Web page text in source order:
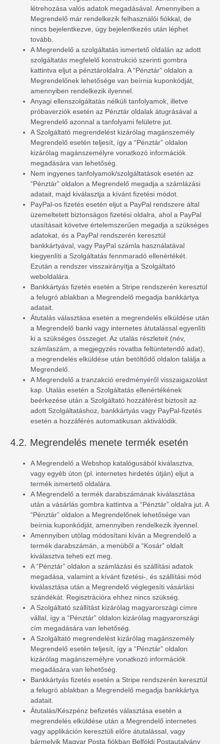
létrehozása valós adatok megadásával. Amennyiben a
Megrendelő már rendelkezik felhasználói fiókkal, de
nincs bejelentkezve, úgy bejelentkezés után léphet
tovább.
A Megrendelő a szolgáltatás ismertető oldalán az adott
szolgáltatás megfelelő konstrukció szerinti gombra
kattintva eljut a pénztároldalra. A “Pénztár” oldalon a
Megrendelőnek lehetősége van beírnia kuponkódját,
amennyiben rendelkezik ilyennel.
Anyagi ellenszolgáltatás nélküli tanfolyamok, illetve
próbaverziók esetén az Pénztár oldalak átugrásával a
Megrendelő azonnal a tanfolyami felületre jut.
A Szolgáltató megrendelést kizárólag magánszemély
Megrendelő esetén teljesít, így a “Pénztár” oldalon
kizárólag magánszemélyre vonatkozó információk
megadására van lehetőség.
Nem ingyenes tanfolyamok/szolgáltatások esetén az
“Pénztár” oldalon a Megrendelő megadja a számlázási
adatait, majd kiválasztja a kívánt fizetési módot.
PayPal-os fizetés esetén eljut a PayPal rendszere által
üzemeltetett biztonságos fizetési oldalra, ahol a PayPal
utasításait követve értelemszerűen megadja a szükséges
adatokat, és a PayPal rendszerén keresztül
bankkártyával, vagy PayPal számla használatával
kiegyenlíti a Szolgáltatás fennmaradó ellenértékét.
Ezután a rendszer visszairányítja a Szolgáltató
weboldalára.
Bankkártyás fizetés esetén a Stripe rendszerén keresztül
a felugró ablakban a Megrendelő megadja bankkártya
adatait.
Átutalás választása esetén a megrendelés elküldése után
a Megrendelő banki vagy internetes átutalással egyenlíti
ki a szükséges összeget. Az utalás részleteit (név,
számlaszám, a megjegyzés rovatba feltüntetendő adat),
a megrendelés elküldése után betöltődő oldalon találja a
Megrendelő.
A Megrendelő a tranzakció eredményéről visszaigazolást
kap. Utalás esetén a Szolgáltatás ellenértékének
beérkezése után a Szolgáltató hozzáférést biztosít az
adott Szolgáltatáshoz, bankkártyás vagy PayPal-fizetés
esetén a hozzáférés automatikusan aktiválódik.
4.2. Megrendelés menete termék esetén
A Megrendelő a Webshop katalógusából kiválasztva,
vagy egyéb úton (pl. internetes hirdetés útján) eljut a
termék ismertető oldalára.
A Megrendelő a termék darabszámának kiválasztása
után a vásárlás gombra kattintva a “Pénztár” oldalra jut. A
“Pénztár” oldalon a Megrendelőnek lehetősége van
beírnia kuponkódját, amennyiben rendelkezik ilyennel.
Amennyiben utólag módosítani kíván a Megrendelő a
termék darabszámán, a menüből a “Kosár” oldalt
kiválasztva teheti ezt meg.
A “Pénztár” oldalon a számlázási és szállítási adatok
megadása, valamint a kívánt fizetési-, és szállítási mód
kiválasztása után a Megrendelő véglegesíti vásárlási
szándékát. Regisztrációra ehhez nincs szükség.
A Szolgáltató szállítást kizárólag magyarországi címre
vállal, így a “Pénztár” oldalon kizárólag magyarországi
cím megadására van lehetőség.
A Szolgáltató megrendelést kizárólag magánszemély
Megrendelő esetén teljesít, így a “Pénztár” oldalon
kizárólag magánszemélyre vonatkozó információk
megadására van lehetőség.
Bankkártyás fizetés esetén a Stripe rendszerén keresztül
a felugró ablakban a Megrendelő megadja bankkártya
adatait.
Átutalás/Készpénz befizetés választása esetén a
megrendelés elküldése után a Megrendelő internetes
vagy applikáción keresztüli előre átutalással, vagy
bármelyik Magyar Posta fiókban Belföldi Postautalvány